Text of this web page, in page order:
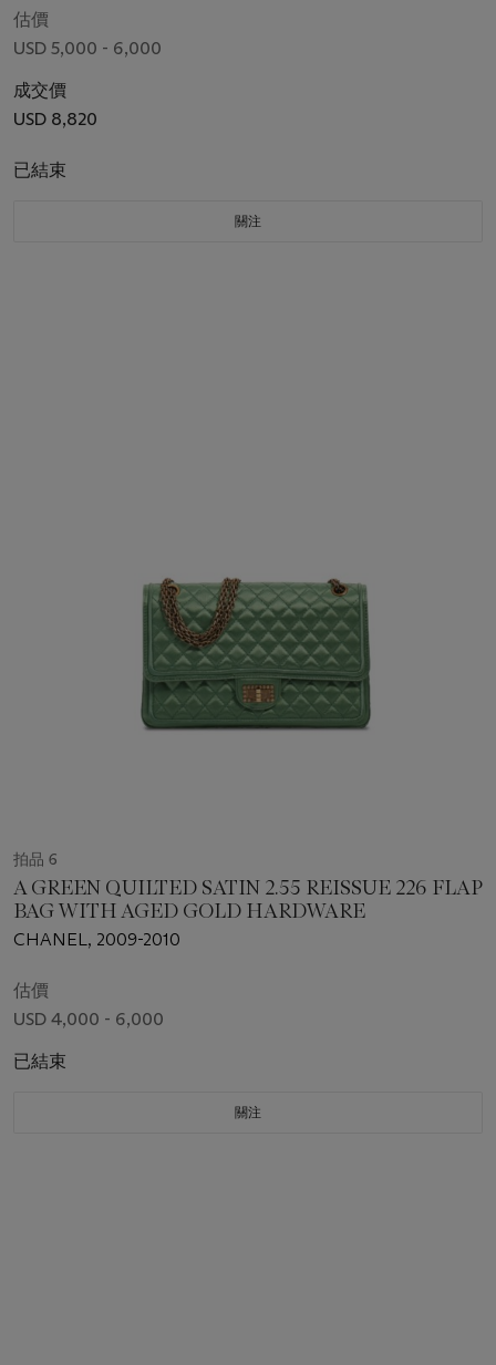
估價
USD 5,000 - 6,000
成交價
USD 8,820
已結束
關注
拍品 6
A GREEN QUILTED SATIN 2.55 REISSUE 226 FLAP
BAG WITH AGED GOLD HARDWARE
CHANEL, 2009-2010
估價
USD 4,000 - 6,000
已結束
關注